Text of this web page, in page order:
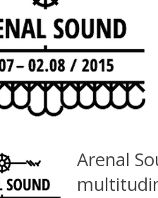
Arenal